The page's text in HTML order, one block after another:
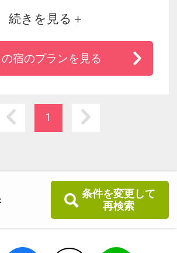
条件を変更して
再検索
名所、大沼公園などの道南観光
に便利です。
なので、小さなお子様ご一緒で
かで落ち着きのある天然温泉大
んと一緒に宿泊できる「ドッグ
続きを見る
の宿のプランを見る
1